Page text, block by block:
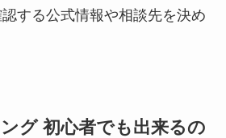
する公式情報や相談先を決め
グ 初心者でも出来るの